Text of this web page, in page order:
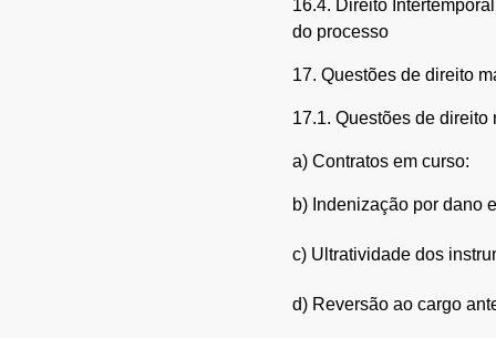
16.4. Direito
do processo
17. Questões de direito
17.1. Questões de direito
a) Contratos em curso:
b) Indenização por dano
c) Ultratividade dos
d) Reversão ao cargo